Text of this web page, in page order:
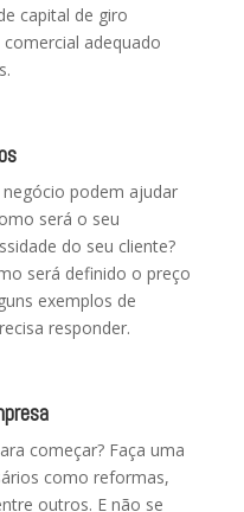
capital de giro
adequado
podem ajudar
será o seu
do seu cliente?
será definido o preço
exemplos de
responder.
começar? Faça uma
como reformas,
outros. E não se